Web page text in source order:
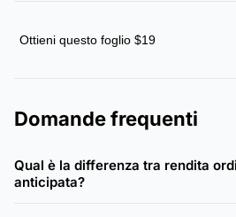
Ottieni questo foglio $19
Domande frequenti
Qual è la differenza tra rendita
anticipata?